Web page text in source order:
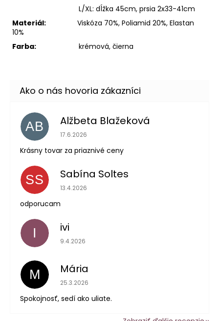
L/XL: dĺžka 45cm, prsia 2x33-41cm
Materiál:
Viskóza 70%, Poliamid 20%, Elastan
10%
Farba:
krémová, čierna
AB Alžbeta Blažeková
Hodnotenie obchodu je 5 z 5 hviezdičiek.
17.6.2026
Krásny tovar za priaznivé ceny
SS Sabína Soltes
Hodnotenie obchodu je 5 z 5 hviezdičiek.
13.4.2026
odporucam
I ivi
Hodnotenie obchodu je 5 z 5 hviezdičiek.
9.4.2026
M Mária
Hodnotenie obchodu je 5 z 5 hviezdičiek.
25.3.2026
Spokojnosť, sedí ako uliate.